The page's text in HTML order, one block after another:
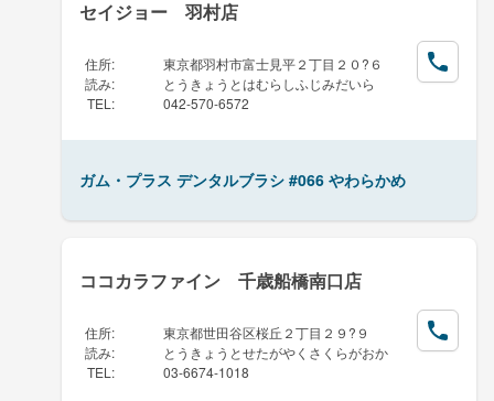
セイジョー 羽村店
住所:
東京都羽村市富士見平２丁目２０?６
読み:
とうきょうとはむらしふじみだいら
TEL : 042-570-6572
ガム・プラス デンタルブラシ #066 やわらかめ
ココカラファイン 千歳船橋南口店
住所:
東京都世田谷区桜丘２丁目２９?９
読み:
とうきょうとせたがやくさくらがおか
TEL : 03-6674-1018